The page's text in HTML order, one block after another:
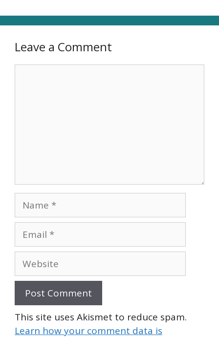
Leave a Comment
Name
Email
Website
This site uses Akismet to reduce spam.
Learn how your comment data is